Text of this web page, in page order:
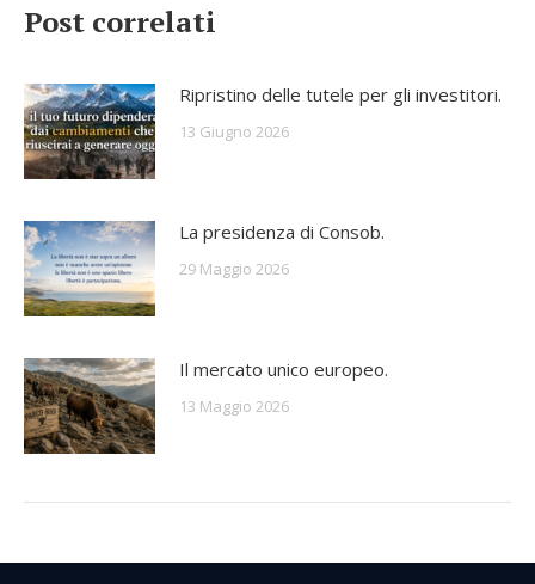
Post correlati
Ripristino delle tutele per gli investitori.
13 Giugno 2026
La presidenza di Consob.
29 Maggio 2026
Il mercato unico europeo.
13 Maggio 2026